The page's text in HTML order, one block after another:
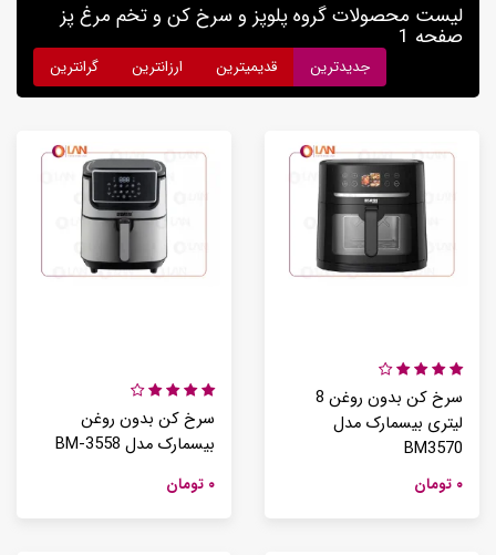
لیست محصولات گروه پلوپز و سرخ کن و تخم مرغ پز
صفحه 1
جدیدترین قدیمیترین ارزانترین گرانترین
سرخ کن بدون روغن 8
لیتری بیسمارک مدل
BM3570
۰ تومان
سرخ کن بدون روغن
بیسمارک مدل BM-3558
۰ تومان